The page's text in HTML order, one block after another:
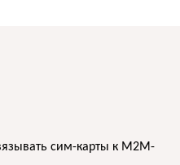
сим-карты к M2M-